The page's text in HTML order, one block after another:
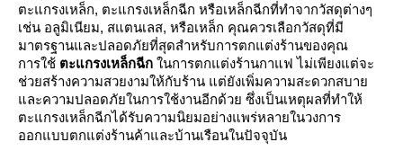
ตะแกรงเหล็ก, ตะแกรงเหล็กฉีก หรือเหล็กฉีกที่ทำจากวัสดุต่างๆ
เช่น อลูมิเนียม, สแตนเลส, หรือเหล็ก คุณควรเลือกวัสดุที่มี
มาตรฐานและปลอดภัยที่สุดสำหรับการตกแต่งร้านของคุณ
การใช้ ตะแกรงเหล็กฉีก นการตกแต่งร้านกาแฟ ไม่เพียงแต่จะ
ช่วยสร้างความสวยงามให้กับร้าน แต่ยังเพิ่มความสะดวกสบา
ละความปลอดภัยในการใช้งานอีกด้วย ซึ่งเป็นเหตุผลที่ทำให้
ตะแกรงเหล็กฉีกได้รับความนิยมอย่างแพร่หลายในวงการ
ออกแบบตกแต่งร้านค้าและบ้านเรือนในปัจจุบัน